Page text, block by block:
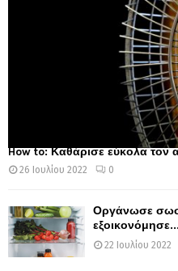
How to: Καθάρισε εύκολα τον
26 Ιουλίου 2022 0
Οργάνωσε
εξοικονόμησε...
22 Ιουλίου 2022